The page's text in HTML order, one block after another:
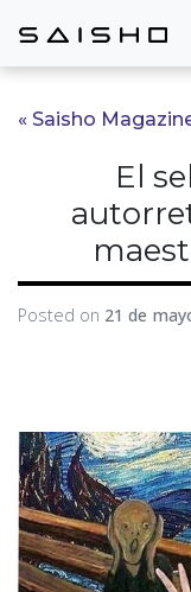
« Saisho
El
Posted on 21 de